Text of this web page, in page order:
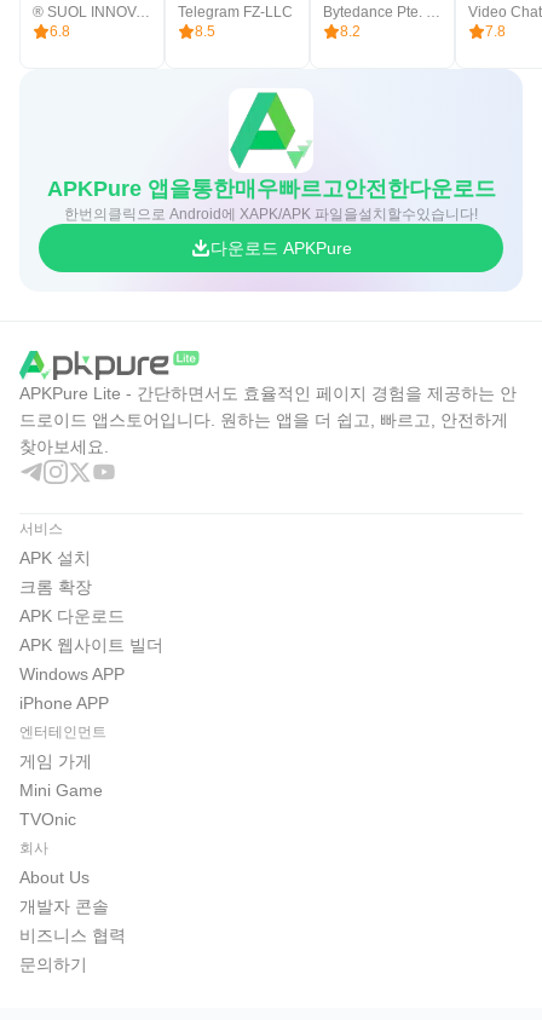
® SUOL INNOVATIONS LTD
6.8
Telegram FZ-LLC
8.5
8.2
7.8
APKPure 앱을통한매우빠르고안전한다운로드
한번의클릭으로 Android에 XAPK/APK 파일을설치할수있습니다!
다운로드 APKPure
APKPure Lite - 간단하면서도 효율적인 페이지 경험을 제공하는 안
드로이드 앱스토어입니다. 원하는 앱을 더 쉽고, 빠르고, 안전하게
찾아보세요.
서비스
APK 설치
크롬 확장
APK 다운로드
APK 웹사이트 빌더
Windows APP
iPhone APP
엔터테인먼트
게임 가게
Mini Game
TVOnic
회사
About Us
개발자 콘솔
비즈니스 협력
문의하기